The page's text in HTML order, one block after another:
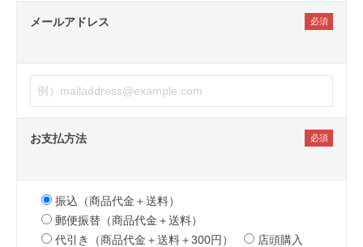
メールアドレス
お支払方法
振込（商品代金＋送料）
郵便振替（商品代金＋送料）
代引き（商品代金＋送料＋300円）
店頭購入